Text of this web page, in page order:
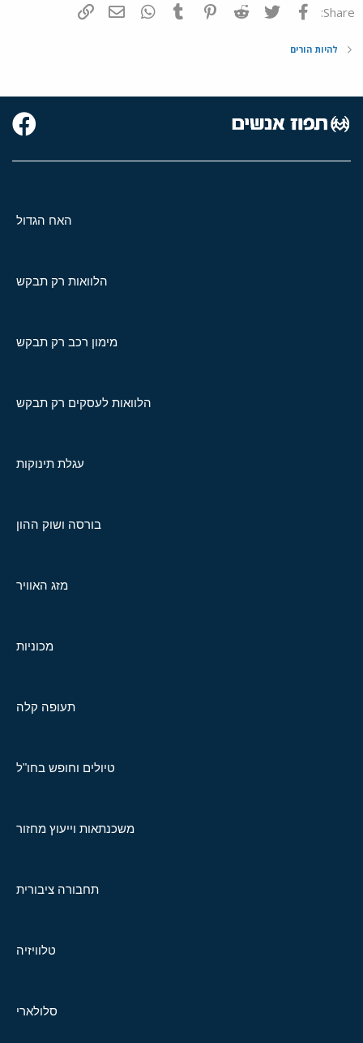
Share: פייסבוק Twitter
Reddit
Pinterest
Tumblr
WhatsAppדואר אלקטרוני
להיות הורים
האח הגדול
הלוואות רק תבקש
מימון רכב רק תבקש
הלוואות לעסקים רק תבקש
עגלת תינוקות
בורסה ושוק ההון
מזג האוויר
מכוניות
תעופה קלה
טיולים וחופש בחו"ל
משכנתאות וייעוץ מחזור
תחבורה ציבורית
טלוויזיה
סלולארי